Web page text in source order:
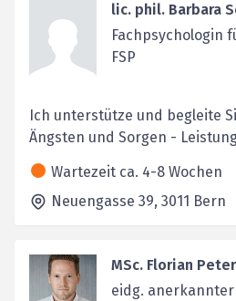
lic. phil. Barbara
Fachpsychologin
FSP
Ich unterstütze und begleite
Ängsten und Sorgen -
Wartezeit ca. 4-8 Wochen
Neuengasse 39, 3011 Bern
MSc. Florian Peter
eidg.